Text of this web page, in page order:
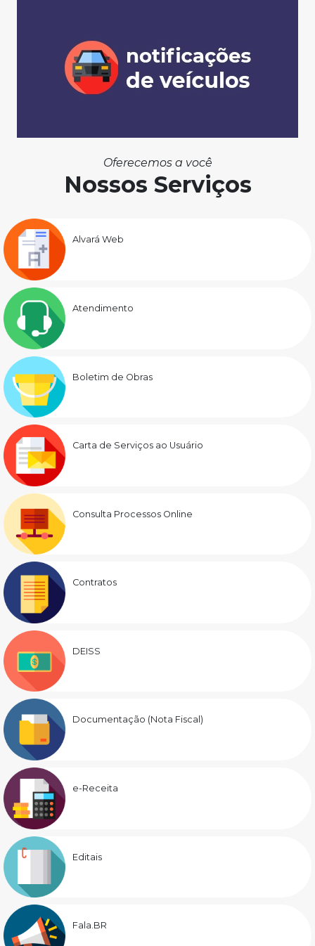
Oferecemos a você
Nossos Serviços
Alvará Web
Atendimento
Boletim de Obras
Carta de Serviços ao Usuário
Consulta Processos Online
Contratos
DEISS
Documentação (Nota Fiscal)
e-Receita
Editais
Fala.BR